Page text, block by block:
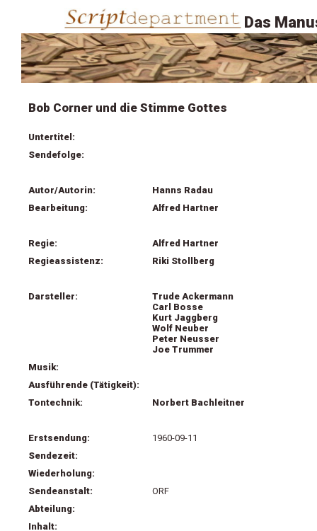
Das
Bob Corner und die Stimme Gottes
Untertitel:
Sendefolge:
Autor/Autorin:
Hanns Radau
Bearbeitung:
Alfred Hartner
Regie:
Alfred Hartner
Regieassistenz:
Riki Stollberg
Darsteller:
Trude Ackermann
Carl Bosse
Kurt Jaggberg
Wolf Neuber
Peter Neusser
Joe Trummer
Musik:
Ausführende (Tätigkeit):
Tontechnik:
Norbert Bachleitner
Erstsendung:
1960-09-11
Sendezeit:
Wiederholung:
Sendeanstalt:
ORF
Abteilung:
Inhalt: